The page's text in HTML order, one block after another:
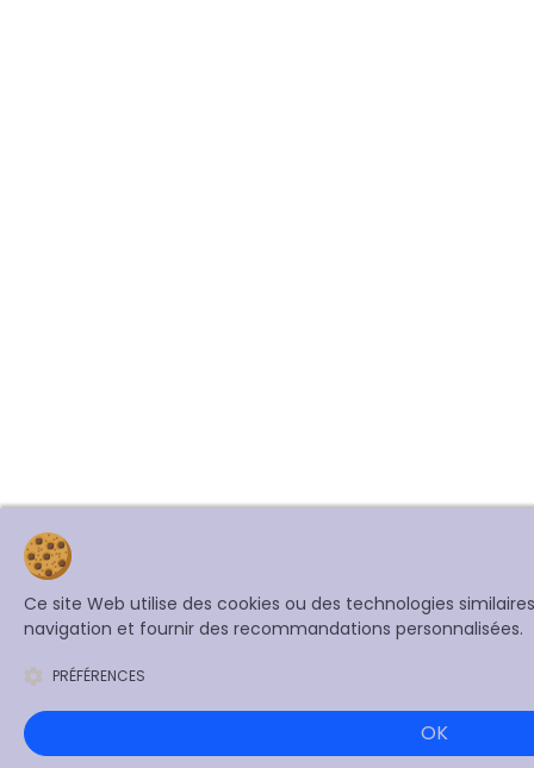
Ce site Web utilise des cookies ou des technologies
navigation et fournir des recommandations personnalisées.
PRÉFÉRENCES
OK